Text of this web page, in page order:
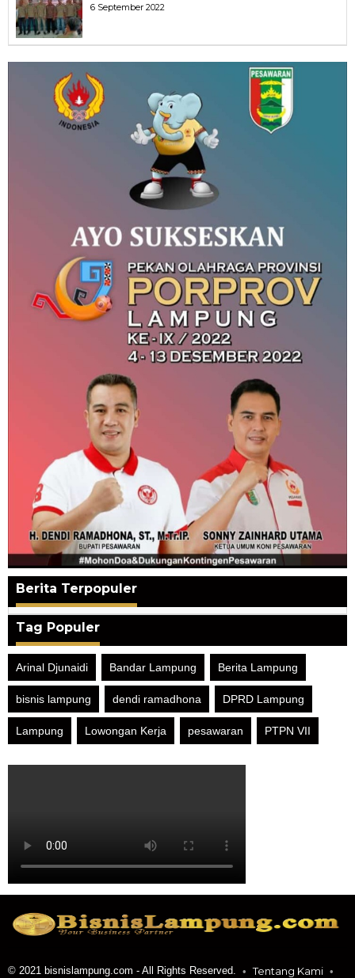
6 September 2022
Berita Terpopuler
Tag Populer
Arinal Djunaidi Bandar Lampung Berita Lampung
bisnis lampung dendi ramadhona DPRD Lampung
Lampung Lowongan Kerja pesawaran PTPN VII
© 2021 bisnislampung.com - All Rights Reserved. Tentang Kami